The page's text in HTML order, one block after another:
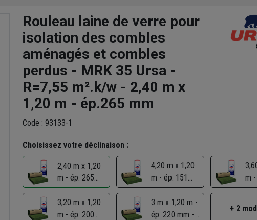
Rouleau laine de verre pour
isolation des combles
aménagés et combles
perdus - MRK 35 Ursa -
R=7,55 m².k/w - 2,40 m x
1,20 m - ép.265 mm
Code : 93133-1
Choisissez votre déclinaison :
2,40 m x 1,20
m - ép. 265
mm - R 7,55
4,20 m x 1,20
m - ép. 151
mm - R 4,30
m
3,20 m x 1,20
m - ép. 200
3 m x 1,20 m -
ép. 220 mm - R
+ 2